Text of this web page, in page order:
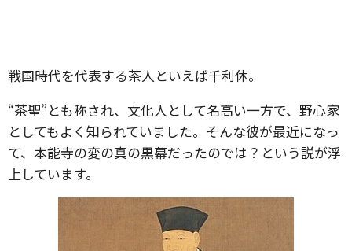
戦国時代を代表する茶人といえば千利休。
“茶聖”とも称され、文化人として名高い一方で、野心家
としてもよく知られていました。そんな彼が最近になっ
て、本能寺の変の真の黒幕だったのでは？という説が浮
上しています。